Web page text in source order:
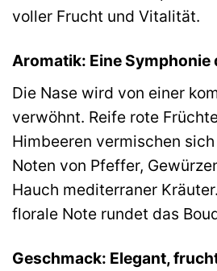
voller Frucht und Vitalität.
Aromatik: Eine Symphonie
Die Nase wird von einer
verwöhnt. Reife rote
Himbeeren vermischen
Noten von Pfeffer,
Hauch mediterraner
florale Note rundet das
Geschmack: Elegant,